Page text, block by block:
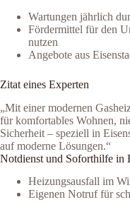
Wartungen jährlich
Fördermittel für den
nutzen
Angebote aus
Zitat eines Experten
„Mit einer modernen
für komfortables Wohnen,
Sicherheit – speziell in
auf moderne Lösungen.“
Notdienst und Soforthilfe in
Heizungsausfall im
Eigenen Notruf für